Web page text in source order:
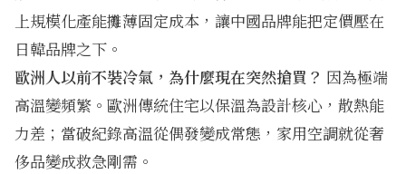
上規模化產能攤薄固定成本，讓中國品牌能把定價壓在
日韓品牌之下。
歐洲人以前不裝冷氣，為什麼現在突然搶買？ 因為極端
高溫變頻繁。歐洲傳統住宅以保溫為設計核心，散熱能
力差；當破紀錄高溫從偶發變成常態，家用空調就從奢
侈品變成救急剛需。